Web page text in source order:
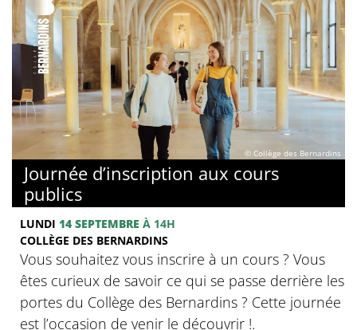
© Collège des Bernardins
Journée d’inscription aux cours
publics
LUNDI 14 SEPTEMBRE À 14H
COLLÈGE DES BERNARDINS
Vous souhaitez vous inscrire à un cours ? Vous
êtes curieux de savoir ce qui se passe derrière les
portes du Collège des Bernardins ? Cette journée
est l’occasion de venir le découvrir !.